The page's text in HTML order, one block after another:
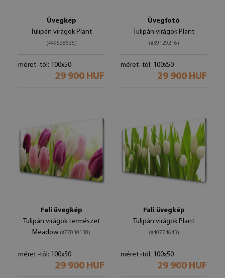
Üvegkép
Tulipán virágok Plant
(#49538635)
méret -tól: 100x50
29 900 HUF
Üvegfotó
Tulipán virágok Plant
(#39129216)
méret -tól: 100x50
29 900 HUF
Fali üvegkép
Tulipán virágok természet
Meadow (#77030138)
méret -tól: 100x50
29 900 HUF
Fali üvegkép
Tulipán virágok Plant
(#40774643)
méret -tól: 100x50
29 900 HUF